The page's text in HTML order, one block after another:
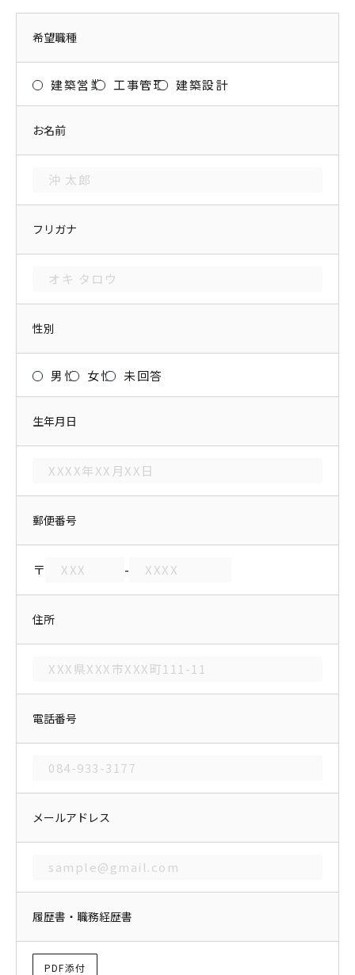
希望職種
建築営業 工事管理 建築設計
お名前
フリガナ
性別
男性 女性 未回答
生年月日
郵便番号
〒 -
住所
電話番号
メールアドレス
履歴書・職務経歴書
PDF添付